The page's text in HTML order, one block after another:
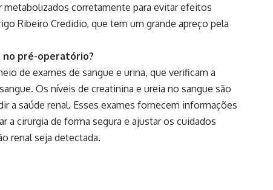
corretamente para evitar efeitos
Ribeiro Credidio, que tem um grande apreço pela
no pré-operatório?
de exames de sangue e urina, que verificam a
Os níveis de creatinina e ureia no sangue são
a saúde renal. Esses exames fornecem informações
a cirurgia de forma segura e ajustar os cuidados
renal seja detectada.